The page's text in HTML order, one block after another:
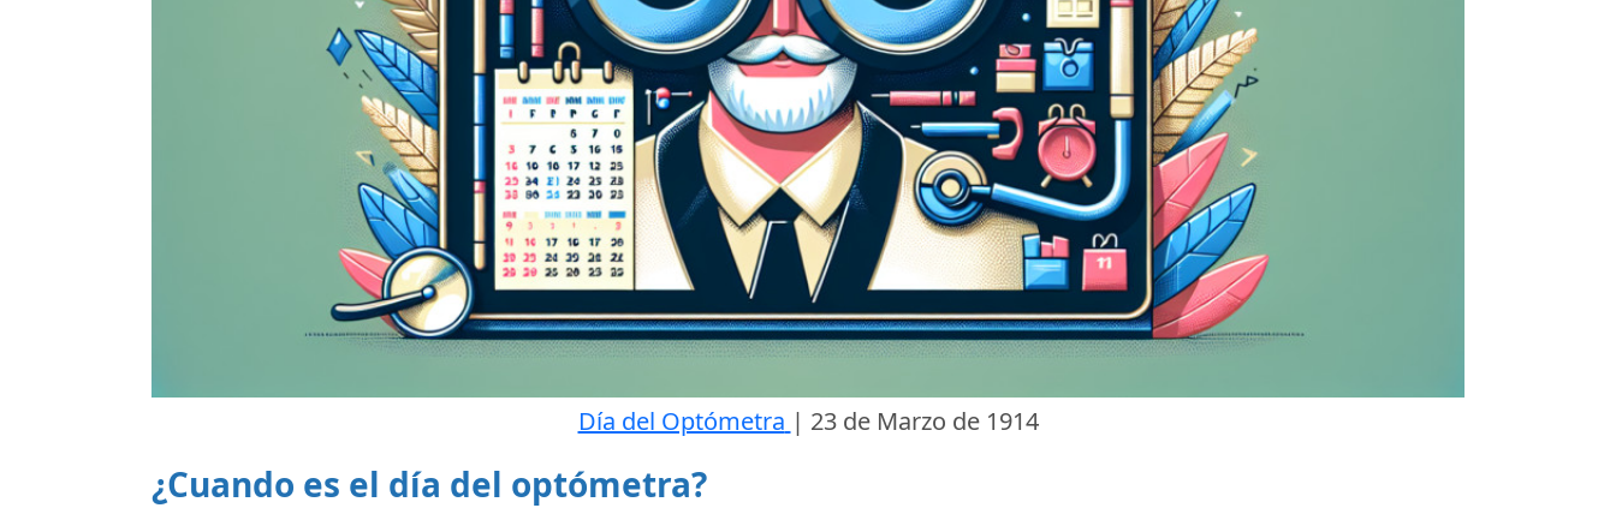
Día del Optómetra | 23 de Marzo de 1914
¿Cuando es el día del optómetra?